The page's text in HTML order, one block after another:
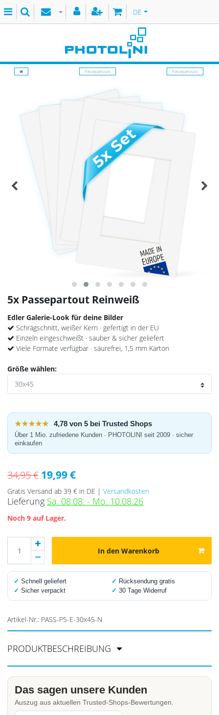
DE
Passepartouts Passepartouts
5x Passepartout Reinweiß
Edler Galerie-Look für deine Bilder
Schrägschnitt, weißer Kern · gefertigt in der EU
Einzeln eingeschweißt · sauber & sicher geliefert
Viele Formate verfügbar · säurefrei, 1,5 mm Karton
Größe wählen:
★★★★★ 4,78 von 5 bei Trusted Shops
Über 1 Mio. zufriedene Kunden · PHOTOLINI seit 2009 · sicher
einkaufen
34,95 € 19,99 €
Gratis Versand ab 39 € in DE | Versandkosten
Lieferung Sa. 08.08. - Mo. 10.08.26
Noch 9 auf Lager.
In den Warenkorb
✓ Schnell geliefert ✓ Rücksendung gratis
✓ Sicher verpackt ✓ 30 Tage Widerruf
Artikel-Nr.: PASS-P5-E-30x45-N
PRODUKTBESCHREIBUNG
Das sagen unsere Kunden
Auszug aus aktuellen Trusted-Shops-Bewertungen.